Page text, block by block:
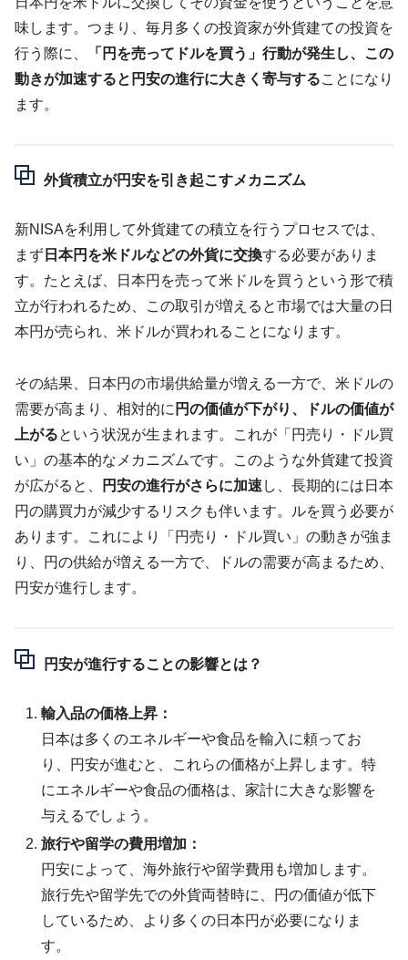
味します。つまり、毎月多くの投資家が外貨建ての投資を
行う際に、
「円を売ってドルを買う」行動が発生し、この
動きが加速すると円安の進行に大きく寄与することになり
ます。
外貨積立が円安を引き起こすメカニズム
新NISAを利用して外貨建ての積立を行うプロセスでは、
まず 日本円を米ドルなどの外貨に交換する必要がありま
す。たとえば、日本円を売って米ドルを買うという形で積
立が行われるため、この取引が増えると市場では大量の日
本円が売られ、米ドルが買われることになります。
その結果、日本円の市場供給量が増える一方で、米ドルの
需要が高まり、相対的に 円の価値が下がり、ドルの価値が
上がるという状況が生まれます。これが「円売り・ドル買
い」の基本的なメカニズムです。このような外貨建て投資
が広がると、
円安の進行がさらに加速 し、長期的には日本
円の購買力が減少するリスクも伴います。ルを買う必要が
あります。これにより「円売り・ドル買い」の動きが強ま
り、円の供給が増える一方で、ドルの需要が高まるため、
円安が進行します。
円安が進行することの影響とは？
輸入品の価格上昇：
日本は多くのエネルギーや食品を輸入に頼ってお
り、円安が進むと、これらの価格が上昇します。特
にエネルギーや食品の価格は、家計に大きな影響を
与えるでしょう。
旅行や留学の費用増加：
円安によって、海外旅行や留学費用も増加します。
旅行先や留学先での外貨両替時に、円の価値が低下
しているため、より多くの日本円が必要になりま
す。